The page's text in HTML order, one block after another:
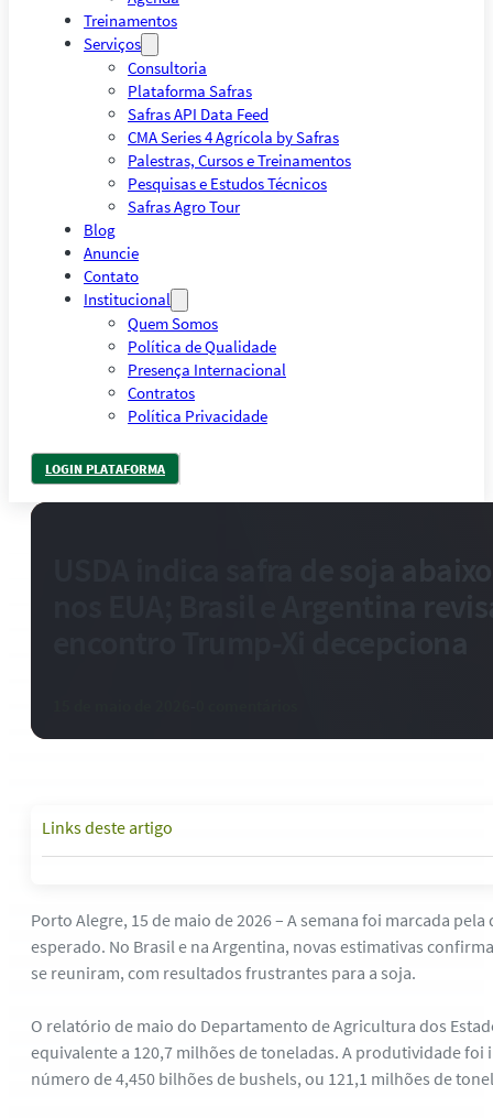
Treinamentos
Serviços
Consultoria
Plataforma Safras
Safras API Data Feed
CMA Series 4 Agrícola by Safras
Palestras, Cursos e Treinamentos
Pesquisas e Estudos Técnicos
Safras Agro Tour
Blog
Anuncie
Contato
Institucional
Quem Somos
Política de Qualidade
Presença Internacional
Contratos
Política Privacidade
LOGIN PLATAFORMA
Links deste artigo
Porto Alegre, 15 de maio de 2026 – A semana foi marcada
esperado. No Brasil e na Argentina, novas estimativas
se reuniram, com resultados frustrantes para a soja.
O relatório de maio do Departamento de Agricultura dos
equivalente a 120,7 milhões de toneladas. A produtividade foi
número de 4,450 bilhões de bushels, ou 121,1 milhões de